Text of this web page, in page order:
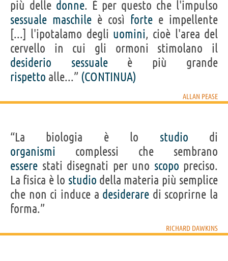
più delle donne. È per questo che l'impulso
sessuale maschile è così forte e impellente
[...] l'ipotalamo degli uomini, cioè l'area del
cervello in cui gli ormoni stimolano il
desiderio
sessualeè più grande
rispetto alle...” (CONTINUA)
ALLAN PEASE
“La biologia è lo studio di
organismi complessi che sembrano
essere stati disegnati per uno scopo preciso.
La fisica è lo studio della materia più semplice
che non ci induce a desiderare di scoprirne la
forma.”
RICHARD DAWKINS